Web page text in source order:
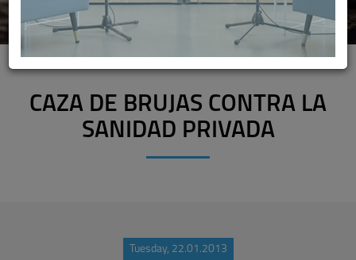
CAZA DE BRUJAS CONTRA LA
SANIDAD PRIVADA
Tuesday, 22.01.2013